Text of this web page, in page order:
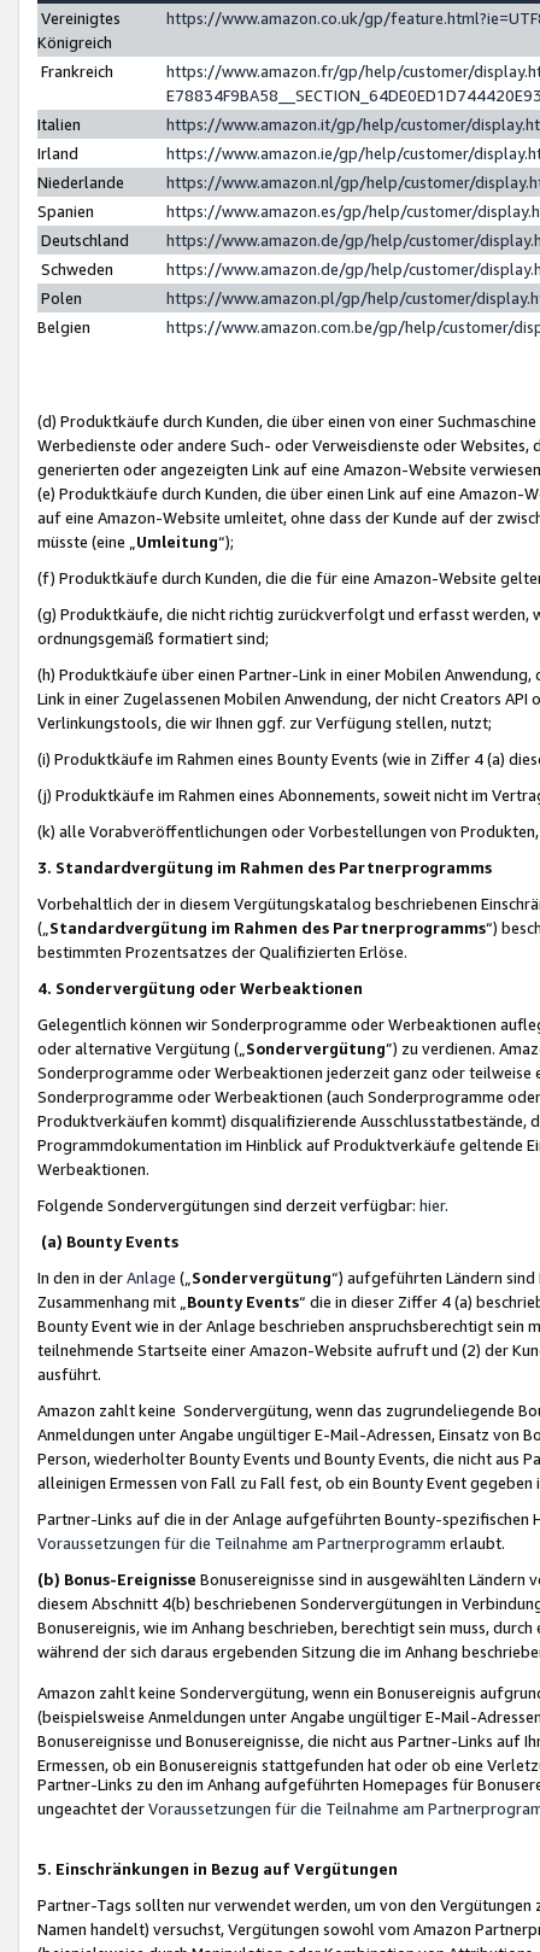
Vereinigtes
Königreich
https://www.amazon.co.uk/gp/
Frankreich
https://www.amazon.fr/gp/help/customer/
Italien
https://www.amazon.it/gp/help/customer/
Irland
https://www.amazon.ie/gp/help/customer/
Niederlande
https://www.amazon.nl/gp/help/customer/
Spanien
https://www.amazon.es/gp/help/customer/
Deutschland
https://www.amazon.de/gp/help/customer/
Schweden
https://www.amazon.de/gp/help/customer/
Polen
https://www.amazon.pl/gp/help/customer/
Belgien
https://www.amazon.com.be/gp/help/customer/
(d) Produktkäufe durch Kunden, die über einen von einer
Werbedienste oder andere Such- oder Verweisdienste oder Websites,
generierten oder angezeigten Link auf eine Amazon-Website
(e) Produktkäufe durch Kunden, die über einen Link auf eine
auf eine Amazon-Website umleitet, ohne dass der Kunde auf der
müsste (eine „ Umleitung“);
(f) Produktkäufe durch Kunden, die die für eine Amazon-Website
(g) Produktkäufe, die nicht richtig zurückverfolgt und erfasst werden,
ordnungsgemäß formatiert sind;
(h) Produktkäufe über einen Partner-Link in einer Mobilen
Link in einer Zugelassenen Mobilen Anwendung, der nicht Creators
Verlinkungstools, die wir Ihnen ggf. zur Verfügung stellen, nutzt;
(i) Produktkäufe im Rahmen eines Bounty Events (wie in Ziffer 4 (a)
(j) Produktkäufe im Rahmen eines Abonnements, soweit nicht im
(k) alle Vorabveröffentlichungen oder Vorbestellungen von
3. Standardvergütung im Rahmen des Partnerprogramms
Vorbehaltlich der in diesem Vergütungskatalog beschriebenen
(„ Standardvergütung im Rahmen des Partnerprogramms“)
bestimmten Prozentsatzes der Qualifizierten Erlöse.
4. Sondervergütung oder Werbeaktionen
Gelegentlich können wir Sonderprogramme oder Werbeaktionen
oder alternative Vergütung („ Sondervergütung”) zu verdienen.
Sonderprogramme oder Werbeaktionen jederzeit ganz oder
Sonderprogramme oder Werbeaktionen (auch Sonderprogramme
Produktverkäufen kommt) disqualifizierende Ausschlusstatbestände,
Programmdokumentation im Hinblick auf Produktverkäufe geltende
Werbeaktionen.
Folgende Sondervergütungen sind derzeit verfügbar: hier.
(a) Bounty Events
In den in derAnlage („ Sondervergütung“) aufgeführten Ländern
Zusammenhang mit „ Bounty Events“ die in dieser Ziffer 4 (a)
Bounty Event wie in der Anlage beschrieben anspruchsberechtigt sein
teilnehmende Startseite einer Amazon-Website aufruft und (2) der
ausführt.
Amazon zahlt keine Sondervergütung, wenn das zugrundeliegende
Anmeldungen unter Angabe ungültiger E-Mail-Adressen, Einsatz von
Person, wiederholter Bounty Events und Bounty Events, die nicht
alleinigen Ermessen von Fall zu Fall fest, ob ein Bounty Event
Partner-Links auf die in der Anlage aufgeführten Bounty-spezifischen
Voraussetzungen für die Teilnahme am Partnerprogramm erlaubt.
(b) Bonus-Ereignisse Bonusereignisse sind in ausgewählten Ländern
diesem Abschnitt 4(b) beschriebenen Sondervergütungen in
Bonusereignis, wie im Anhang beschrieben, berechtigt sein muss,
während der sich daraus ergebenden Sitzung die im Anhang
Amazon zahlt keine Sondervergütung, wenn ein Bonusereignis
(beispielsweise Anmeldungen unter Angabe ungültiger E-Mail-
Bonusereignisse und Bonusereignisse, die nicht aus Partner-Links auf
Ermessen, ob ein Bonusereignis stattgefunden hat oder ob eine
Partner-Links zu den im Anhang aufgeführten Homepages für
ungeachtet derVoraussetzungen für die Teilnahme am
5. Einschränkungen in Bezug auf Vergütungen
Partner-Tags sollten nur verwendet werden, um von den
Namen handelt) versuchst, Vergütungen sowohl vom Amazon